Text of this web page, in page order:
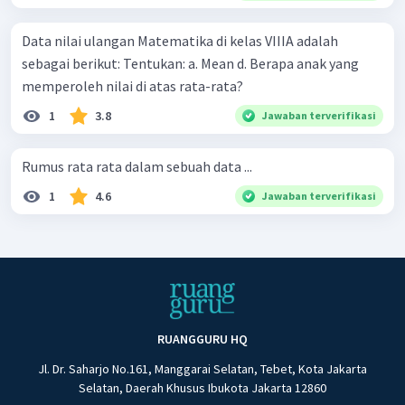
Data nilai ulangan Matematika di kelas VIIIA adalah
sebagai berikut: Tentukan: a. Mean d. Berapa anak yang
memperoleh nilai di atas rata-rata?
1 3.8 Jawaban terverifikasi
Rumus rata rata dalam sebuah data ...
1 4.6 Jawaban terverifikasi
RUANGGURU HQ
Jl. Dr. Saharjo No.161, Manggarai Selatan, Tebet, Kota Jakarta
Selatan, Daerah Khusus Ibukota Jakarta 12860